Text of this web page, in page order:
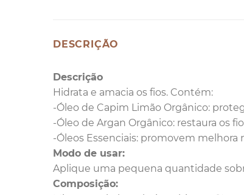
DESCRIÇÃO
Descrição
Hidrata e amacia os fios. Contém:
-Óleo de Capim Limão Orgânico:
-Óleo de Argan Orgânico: restaura os
-Óleos Essenciais: promovem melhora
Modo de usar:
Aplique uma pequena quantidade
Composição: